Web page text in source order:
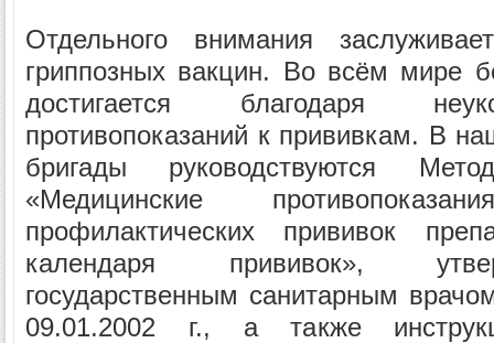
Отдельного внимания
гриппозных вакцин. Во всём мире
достигается благодаря
противопоказаний к прививкам. В
бригады руководствуются
«Медицинские
профилактических прививок
календаря прививок»,
государственным санитарным
09.01.2002 г., а также